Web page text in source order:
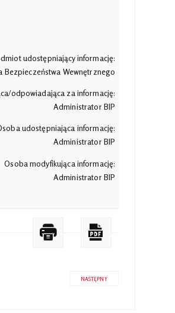
udostępniający informację:
Bezpieczeństwa Wewnętrznego
odpowiadająca za informację:
Administrator BIP
udostępniająca informację:
Administrator BIP
Osoba modyfikująca informację:
Administrator BIP
NASTĘPNY